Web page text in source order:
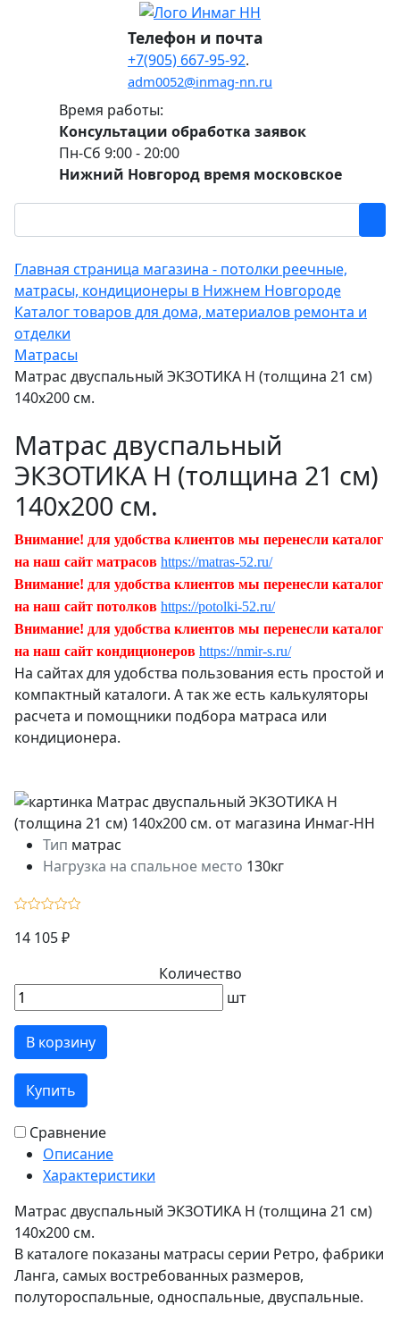
Телефон и почта
+7(905) 667-95-92.
adm0052@inmag-nn.ru
Время работы:
Консультации обработка заявок
Пн-Сб 9:00 - 20:00
Нижний Новгород время московское
Главная страница магазина - потолки реечные,
матрасы, кондиционеры в Нижнем Новгороде
Каталог товаров для дома, материалов ремонта и
отделки
Матрасы
Матрас двуспальный ЭКЗОТИКА Н (толщина 21 см)
140х200 см.
Матрас двуспальный
ЭКЗОТИКА Н (толщина 21 см)
140х200 см.
Внимание! для удобства клиентов мы перенесли каталог
на наш сайт матрасов https://matras-52.ru/
Внимание! для удобства клиентов мы перенесли каталог
на наш сайт потолков https://potolki-52.ru/
Внимание! для удобства клиентов мы перенесли каталог
на наш сайт кондиционеров https://nmir-s.ru/
На сайтах для удобства пользования есть простой и
компактный каталоги. А так же есть калькуляторы
расчета и помощники подбора матраса или
кондиционера.
Тип матрас
Нагрузка на спальное место 130кг
14 105 ₽
Количество
шт
В корзину
Купить
Сравнение
Описание
Характеристики
Матрас двуспальный ЭКЗОТИКА Н (толщина 21 см)
140х200 см.
В каталоге показаны матрасы серии Ретро, фабрики
Ланга, самых востребованных размеров,
полутороспальные, односпальные, двуспальные.